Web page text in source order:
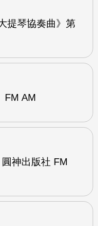
提琴協奏曲》第
FM AM
神出版社 FM